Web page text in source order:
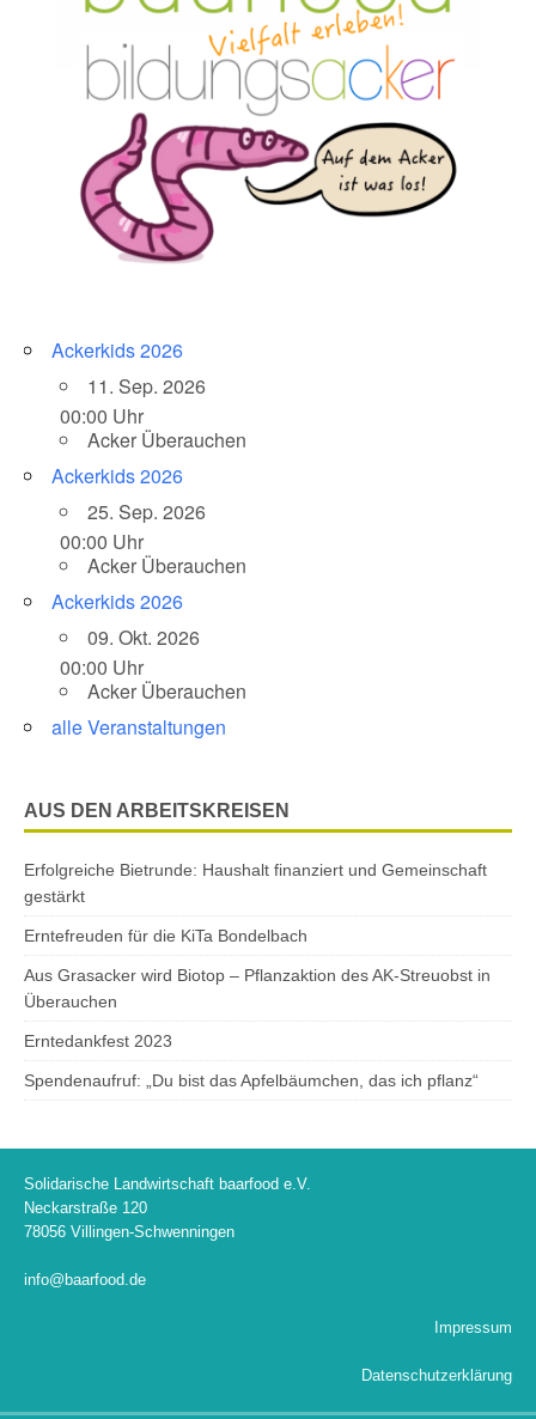
Ackerkids 2026
11. Sep. 2026
00:00 Uhr
Acker Überauchen
Ackerkids 2026
25. Sep. 2026
00:00 Uhr
Acker Überauchen
Ackerkids 2026
09. Okt. 2026
00:00 Uhr
Acker Überauchen
alle Veranstaltungen
AUS DEN ARBEITSKREISEN
Erfolgreiche Bietrunde: Haushalt finanziert und Gemeinschaft
gestärkt
Erntefreuden für die KiTa Bondelbach
Aus Grasacker wird Biotop – Pflanzaktion des AK-Streuobst in
Überauchen
Erntedankfest 2023
Spendenaufruf: „Du bist das Apfelbäumchen, das ich pflanz“
Solidarische Landwirtschaft baarfood e.V.
Neckarstraße 120
78056 Villingen-Schwenningen
info@baarfood.de
Impressum
Datenschutzerklärung